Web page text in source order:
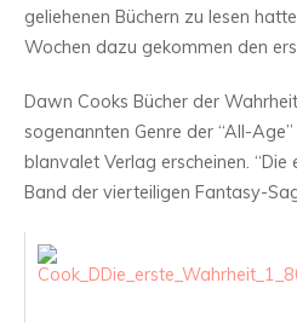
geliehenen Büchern zu lesen
Wochen dazu gekommen den
Dawn Cooks Bücher der
sogenannten Genre der “All-
blanvalet Verlag erscheinen.
Band der vierteiligen Fantasy-